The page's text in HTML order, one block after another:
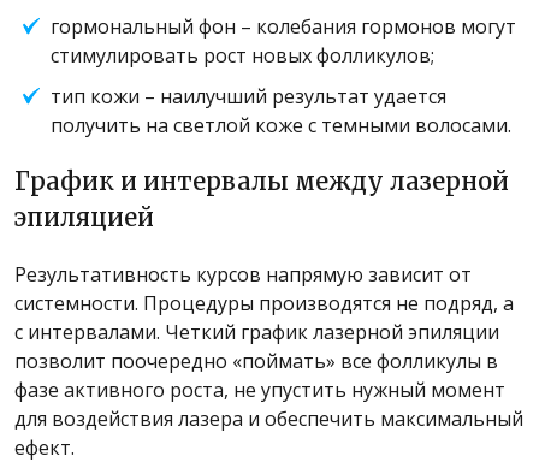
гормональный фон – колебания гормонов могут
стимулировать рост новых фолликулов;
тип кожи – наилучший результат удается
получить на светлой коже с темными волосами.
График и интервалы между лазерной
эпиляцией
Результативность курсов напрямую зависит от
системности. Процедуры производятся не подряд, а
с интервалами. Четкий график лазерной эпиляции
позволит поочередно «поймать» все фолликулы в
фазе активного роста, не упустить нужный момент
для воздействия лазера и обеспечить максимальный
ефект.